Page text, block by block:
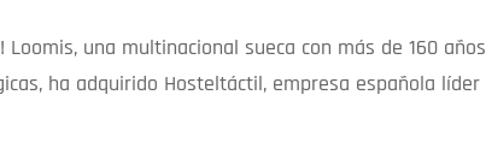
una multinacional sueca con más de 160 años
ha adquirido Hosteltáctil, empresa española líder